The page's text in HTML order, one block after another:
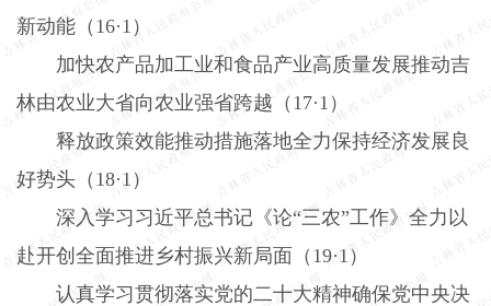
新动能（ 16·1 ）
加快农产品加工业和食品产业高质量发展推动吉
林由农业大省向农业强省跨越（ 17·1 ）
释放政策效能推动措施落地全力保持经济发展良
好势头（ 18·1 ）
深入学习习近平总书记《论“三农”工作》全力以
赴开创全面推进乡村振兴新局面（ 19·1 ）
认真学习贯彻落实党的二十大精神确保党中央决